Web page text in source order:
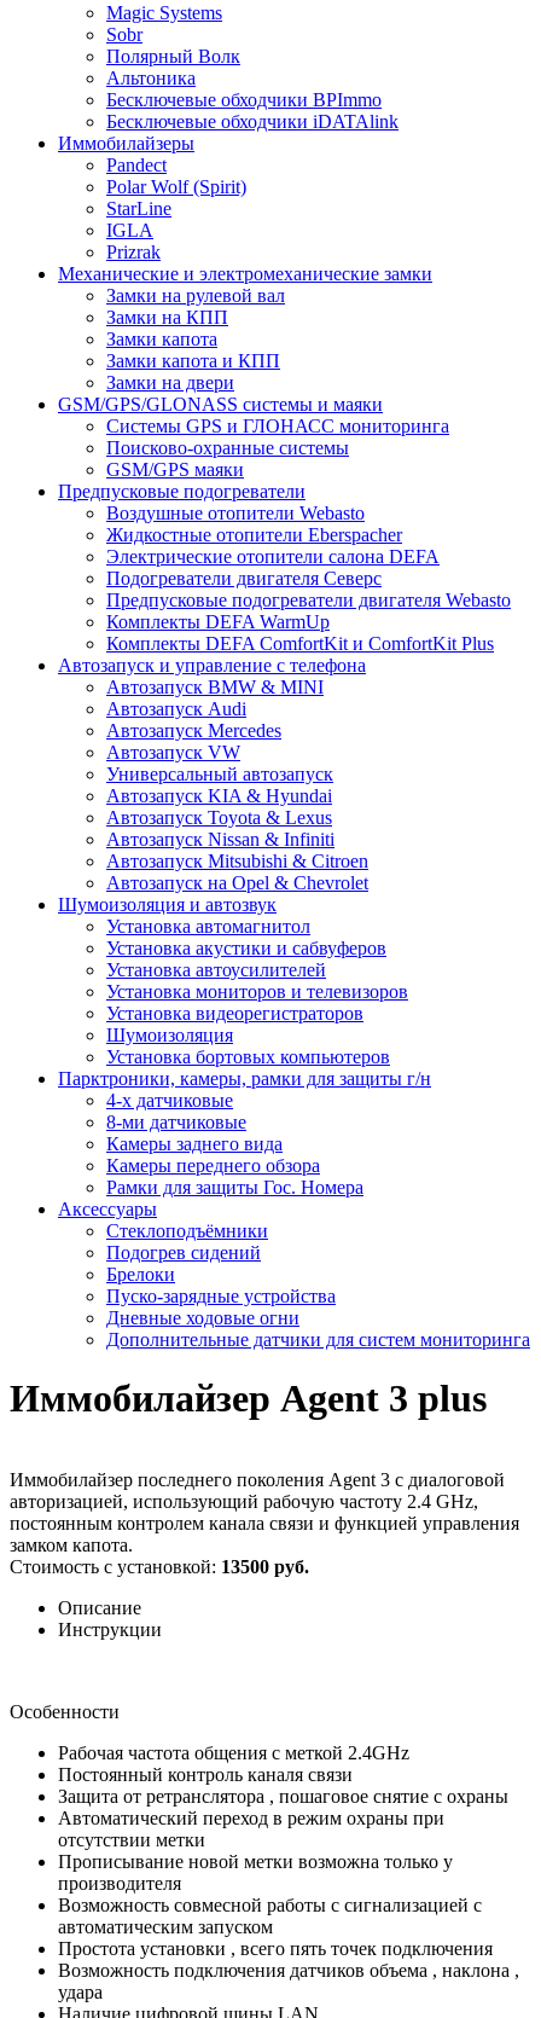
Magic Systems
Sobr
Полярный Волк
Альтоника
Бесключевые обходчики BPImmo
Бесключевые обходчики iDATAlink
Иммобилайзеры
Pandect
Polar Wolf (Spirit)
StarLine
IGLA
Prizrak
Механические и электромеханические замки
Замки на рулевой вал
Замки на КПП
Замки капота
Замки капота и КПП
Замки на двери
GSM/GPS/GLONASS системы и маяки
Системы GPS и ГЛОНАСС мониторинга
Поисково-охранные системы
GSM/GPS маяки
Предпусковые подогреватели
Воздушные отопители Webasto
Жидкостные отопители Eberspacher
Электрические отопители салона DEFA
Подогреватели двигателя Северс
Предпусковые подогреватели двигателя Webasto
Комплекты DEFA WarmUp
Комплекты DEFA ComfortKit и ComfortKit Plus
Автозапуск и управление с телефона
Автозапуск BMW & MINI
Автозапуск Audi
Автозапуск Mercedes
Автозапуск VW
Универсальный автозапуск
Автозапуск KIA & Hyundai
Автозапуск Toyota & Lexus
Автозапуск Nissan & Infiniti
Автозапуск Mitsubishi & Citroen
Автозапуск на Opel & Chevrolet
Шумоизоляция и автозвук
Установка автомагнитол
Установка акустики и сабвуферов
Установка автоусилителей
Установка мониторов и телевизоров
Установка видеорегистраторов
Шумоизоляция
Установка бортовых компьютеров
Парктроники, камеры, рамки для защиты г/н
4-х датчиковые
8-ми датчиковые
Камеры заднего вида
Камеры переднего обзора
Рамки для защиты Гос. Номера
Аксессуары
Стеклоподъёмники
Подогрев сидений
Брелоки
Пуско-зарядные устройства
Дневные ходовые огни
Дополнительные датчики для систем мониторинга
Иммобилайзер Agent 3 plus
Иммобилайзер последнего поколения Agent 3 с диалоговой
авторизацией, использующий рабочую частоту 2.4 GHz,
постоянным контролем канала связи и функцией управления
замком капота.
Стоимость с установкой: 13500 руб.
Описание
Инструкции
Особенности
Рабочая частота общения с меткой 2.4GHz
Постоянный контроль каналя связи
Защита от ретранслятора , пошаговое снятие с охраны
Автоматический переход в режим охраны при
отсутствии метки
Прописывание новой метки возможна только у
производителя
Возможность совмесной работы с сигнализацией с
автоматическим запуском
Простота установки , всего пять точек подключения
Возможность подключения датчиков объема , наклона ,
удара
Наличие цифровой шины LAN